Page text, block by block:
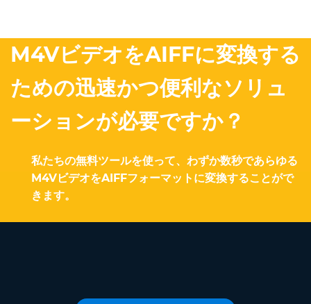
M4VビデオをAIFFに変換する
ための迅速かつ便利なソリュ
ーションが必要ですか？
私たちの無料ツールを使って、わずか数秒であらゆる
M4VビデオをAIFFフォーマットに変換することがで
きます。